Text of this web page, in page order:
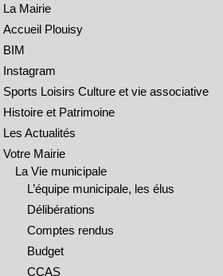
La Mairie
Accueil Plouisy
BIM
Instagram
Sports Loisirs Culture et vie associative
Histoire et Patrimoine
Les Actualités
Votre Mairie
La Vie municipale
L’équipe municipale, les élus
Délibérations
Comptes rendus
Budget
CCAS